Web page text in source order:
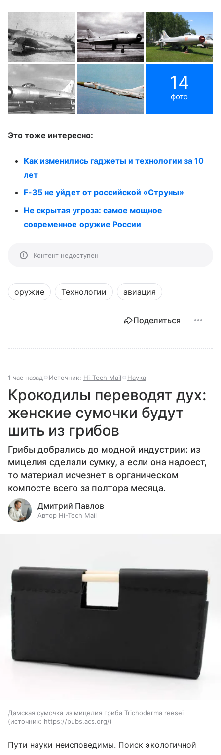
14
фото
Это тоже интересно:
Как изменились гаджеты и технологии за 10
лет
F-35 не уйдет от российской «Струны»
Не скрытая угроза: самое мощное
современное оружие России
Контент недоступен
оружие Технологии авиация
Поделиться
1 час назад Источник: Hi-Tech Mail Наука
Крокодилы переводят дух:
женские сумочки будут
шить из грибов
Грибы добрались до модной индустрии: из
мицелия сделали сумку, а если она надоест,
то материал исчезнет в органическом
компосте всего за полтора месяца.
Дмитрий Павлов
Автор Hi-Tech Mail
Дамская сумочка из мицелия гриба Trichoderma reesei
источник: https://pubs.acs.org/
Пути науки неисповедимы. Поиск экологичной